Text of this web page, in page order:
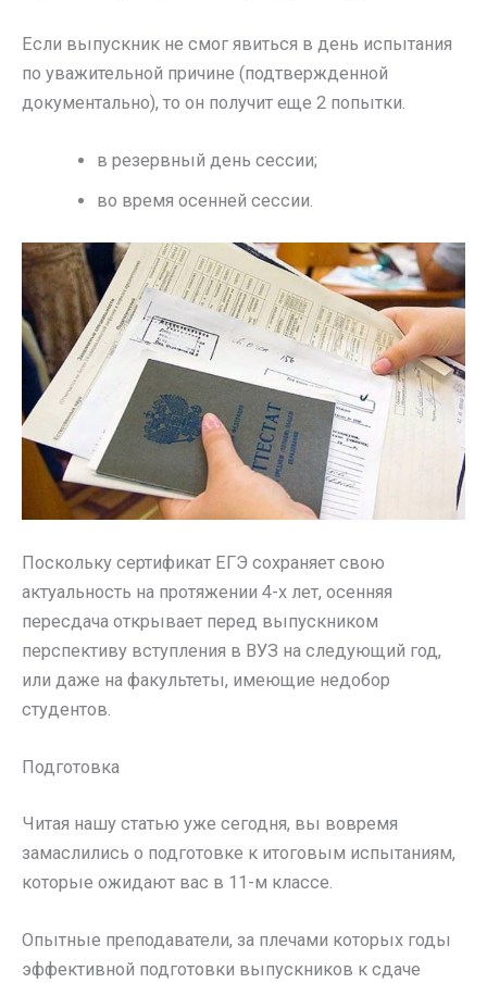
Если выпускник не смог явиться в день испытания
по уважительной причине (подтвержденной
документально), то он получит еще 2 попытки.
в резервный день сессии;
во время осенней сессии.
Поскольку сертификат ЕГЭ сохраняет свою
актуальность на протяжении 4-х лет, осенняя
пересдача открывает перед выпускником
перспективу вступления в ВУЗ на следующий год,
или даже на факультеты, имеющие недобор
студентов.
Подготовка
Читая нашу статью уже сегодня, вы вовремя
замаслились о подготовке к итоговым испытаниям,
которые ожидают вас в 11-м классе.
Опытные преподаватели, за плечами которых годы
эффективной подготовки выпускников к сдаче